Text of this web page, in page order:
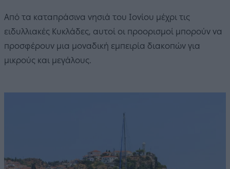
Από τα καταπράσινα νησιά του Ιονίου μέχρι τις
ειδυλλιακές Κυκλάδες, αυτοί οι προορισμοί μπορούν να
προσφέρουν μια μοναδική εμπειρία διακοπών για
μικρούς και μεγάλους.